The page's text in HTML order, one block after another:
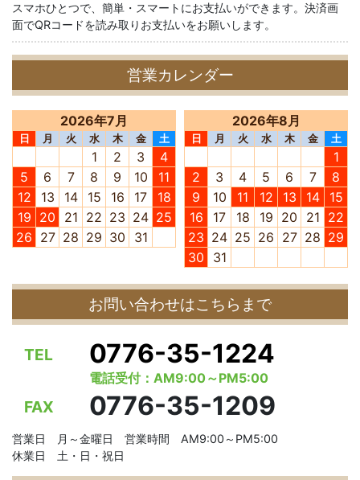
スマホひとつで、簡単・スマートにお支払いができます。決済画
面でQRコードを読み取りお支払いをお願いします。
営業カレンダー
2026年7月
日 月 火 水 木 金 土
1 2 3
4
5
6 7 8 9 10
11
12
13 14 15 16 17
18
19 20 21 22 23 24 25
26 27 28 29 30 31
2026年8月
日 月 火 水 木 金 土
1
2
3 4 5 6 7
8
9
10 11 12 13 14
15
16
17 18 19 20 21 22
23 24 25 26 27 28 29
30
31
お問い合わせはこちらまで
TEL 0776-35-1224
電話受付：AM9:00～PM5:00
FAX 0776-35-1209
営業日 月～金曜日 営業時間 AM9:00～PM5:00
休業日 土・日・祝日